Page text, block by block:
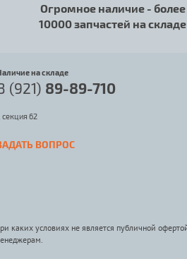
Огромное наличие - более
10000 запчастей на складе
на складе
(921) 89-89-710
62
ВОПРОС
условиях не является публичной